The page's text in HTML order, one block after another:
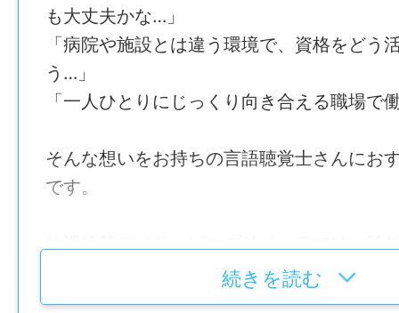
も大丈夫かな…」
「病院や施設とは違う環境で、資格をどう
う…」
「一人ひとりにじっくり向き合える職場で
そんな想いをお持ちの言語聴覚士さんにお
です。
放課後等デイサービスプリメーラでは、子
とりの発達や特性に合わせて、機能訓練や
の活動サポートを行っています。
続きを読む